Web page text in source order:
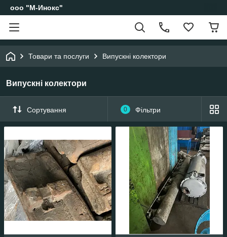
ооо "М-Инокс"
Товари та послуги Випускні колектори
Випускні колектори
Сортування 0 Фільтри